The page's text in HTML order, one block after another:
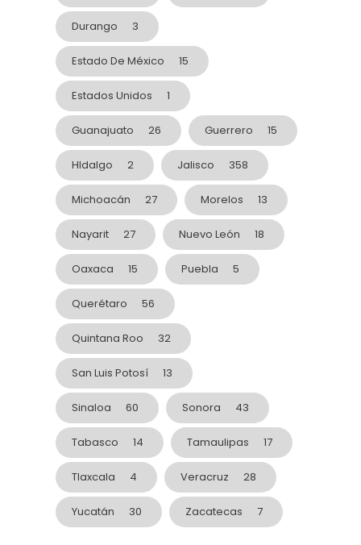
Durango 3
Estado De México 15
Estados Unidos 1
Guanajuato 26 Guerrero 15
HIdalgo 2 Jalisco 358
Michoacán 27 Morelos 13
Nayarit 27 Nuevo León 18
Oaxaca 15 Puebla 5
Querétaro 56
Quintana Roo 32
San Luis Potosí 13
Sinaloa 60 Sonora 43
Tabasco 14 Tamaulipas 17
Tlaxcala 4 Veracruz 28
Yucatán 30 Zacatecas 7